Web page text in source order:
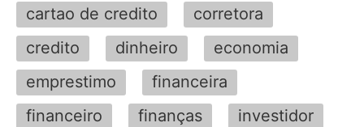
cartao de credito
corretora
credito
dinheiro
economia
emprestimo
financeira
financeiro
finanças
investidor